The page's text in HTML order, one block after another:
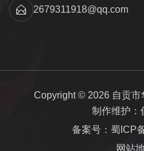
2679311918@qq.com
Copyright © 2026 自贡市
制作维护：
备案号：蜀ICP
网站